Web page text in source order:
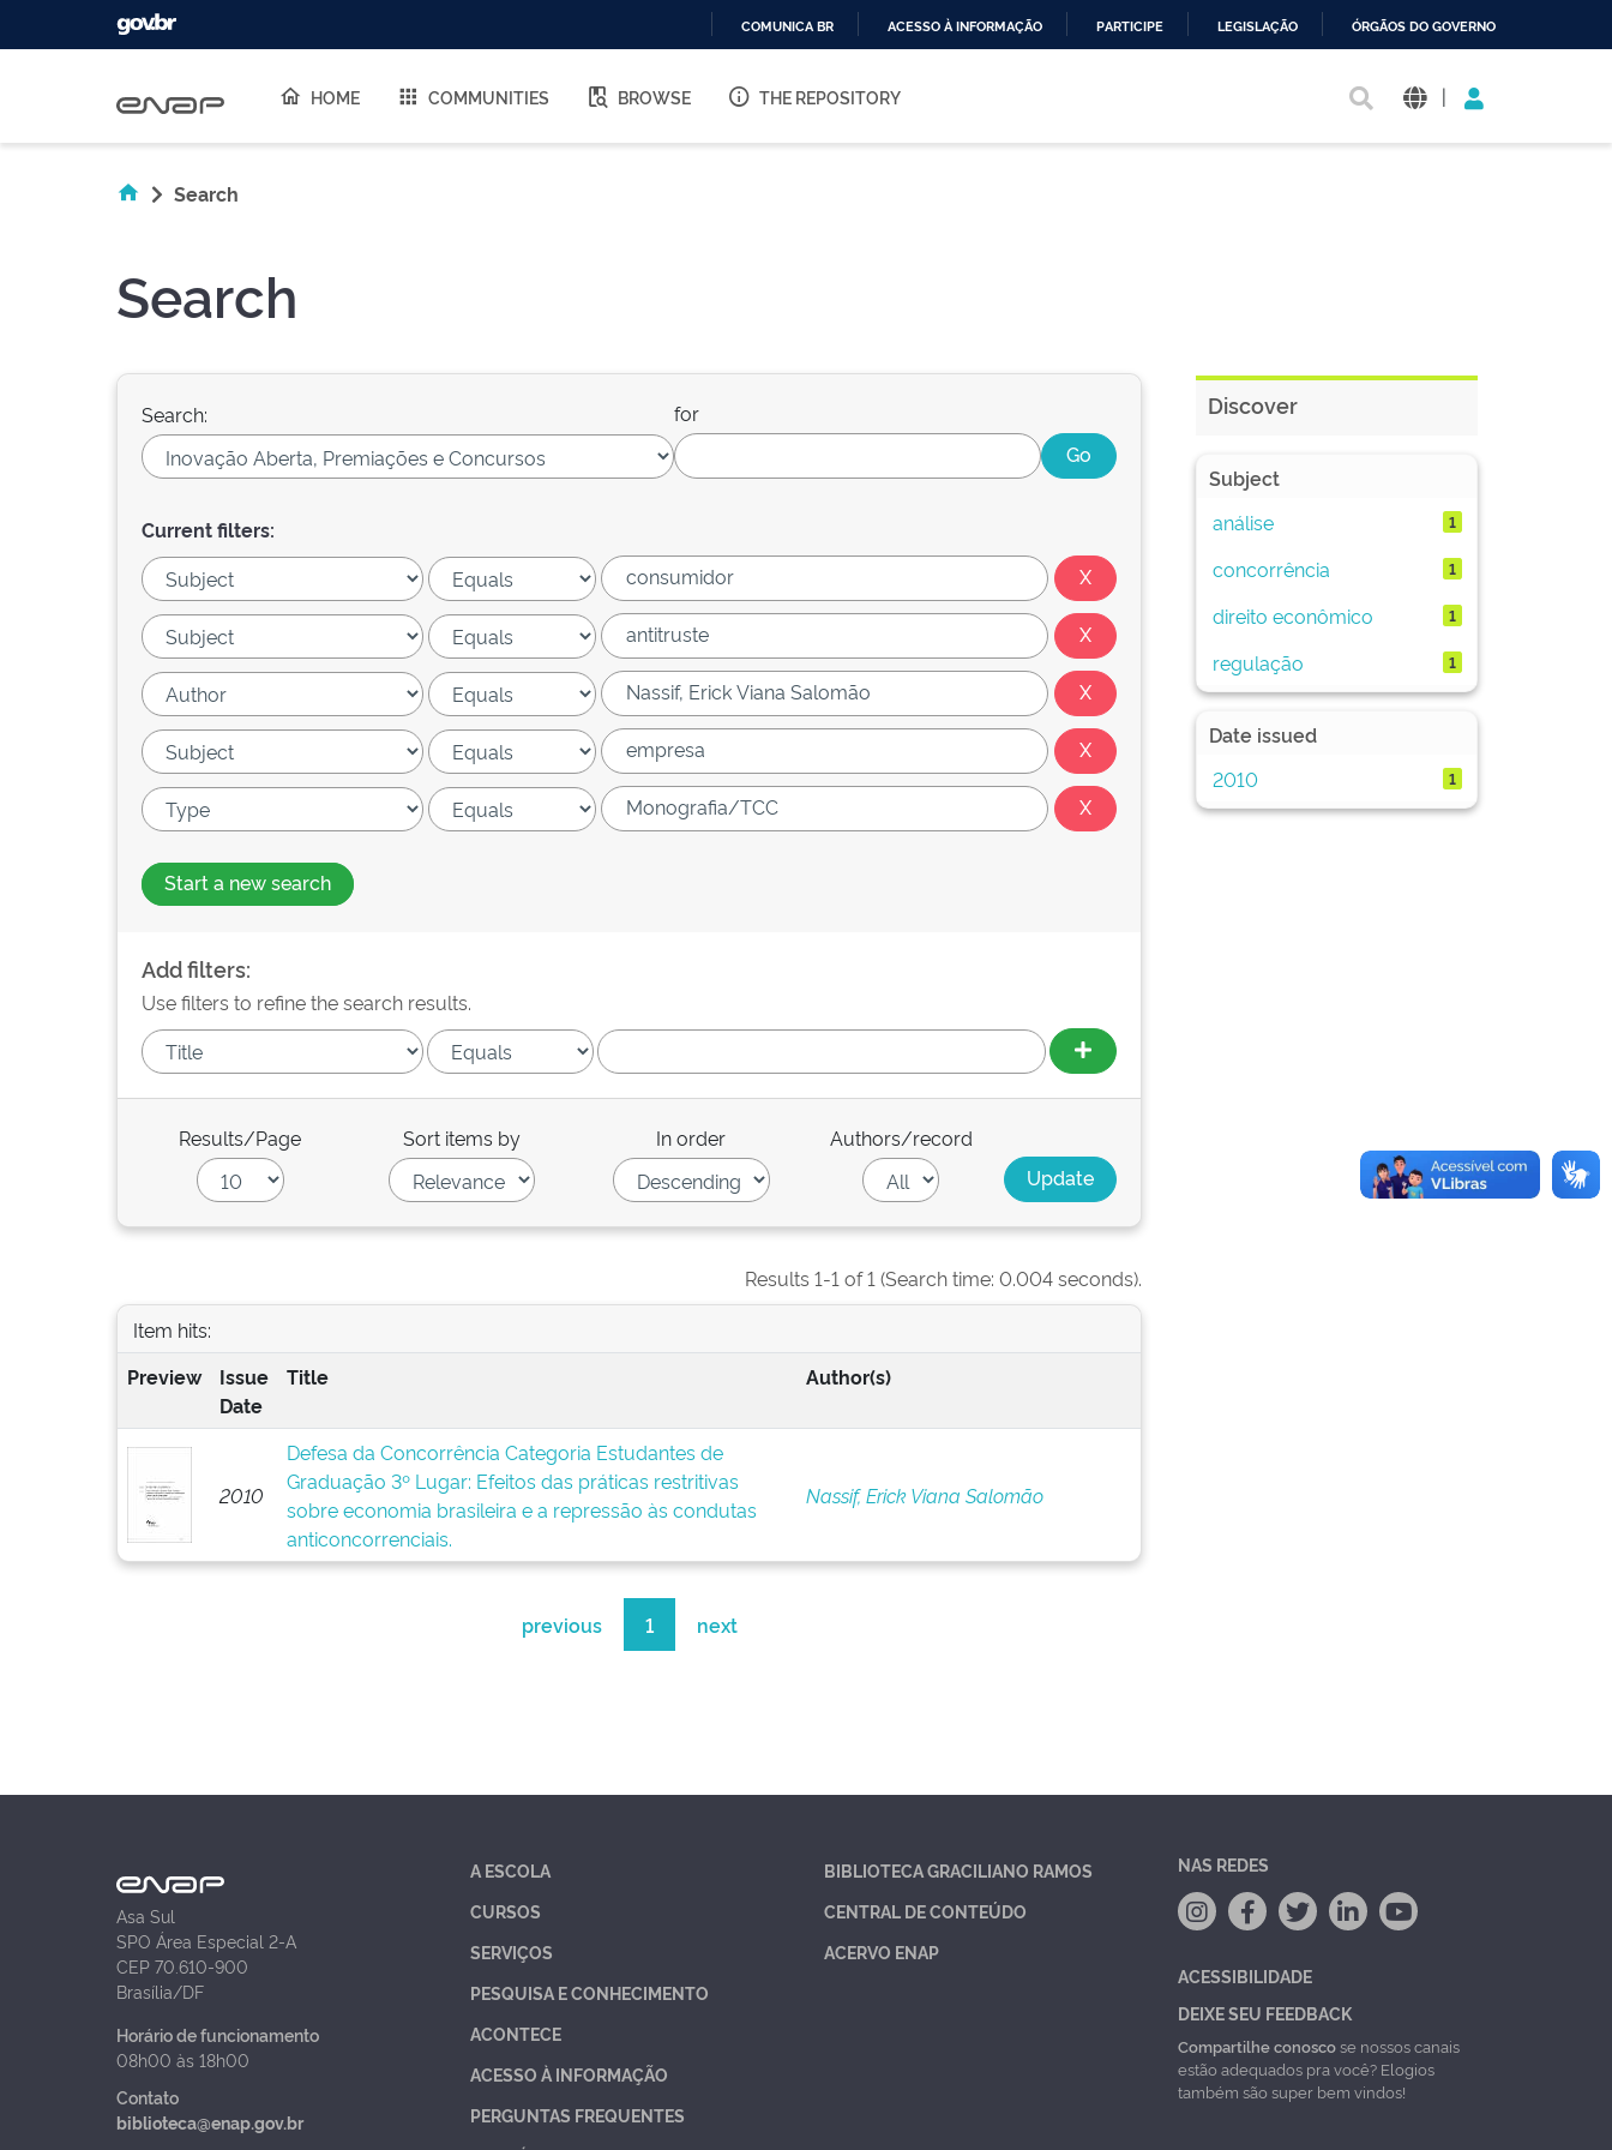
O
COMUNICA BR ACESSO À INFORMAÇÃO PARTICIPE LEGISLAÇÃO ÓRGÃOS DO GOVERNO
HOME COMMUNITIES BROWSE THE REPOSITORY |
Search
Search
Search: for
Current filters:
Start a new search
Add filters:
Use filters to refine the search results.
Results/Page Sort items by In order Authors/record
Results 1-1 of 1 (Search time: 0.004 seconds).
Item hits:
Preview
Issue
Date
Title Author(s)
2010
Defesa da Concorrência Categoria Estudantes de
Graduação 3º Lugar: Efeitos das práticas restritivas
sobre economia brasileira e a repressão às condutas
anticoncorrenciais.
Nassif, Erick Viana Salomão
previous 1 next
Discover
Subject
análise
1
concorrência 1
direito econômico 1
regulação 1
Date issued
2010
1
Asa Sul
SPO Área Especial 2-A
CEP 70.610-900
Brasília/DF
Horário de funcionamento
08h00 às 18h00
Contato
biblioteca@enap.gov.br
A ESCOLA
CURSOS
SERVIÇOS
PESQUISA E CONHECIMENTO
ACONTECE
ACESSO À INFORMAÇÃO
PERGUNTAS FREQUENTES
BIBLIOTECA GRACILIANO RAMOS
CENTRAL DE CONTEÚDO
ACERVO ENAP
NAS REDES
ACESSIBILIDADE
DEIXE SEU FEEDBACK
Compartilhe conoscose nossos canais
estão adequados pra você? Elogios
também são super bem vindos!